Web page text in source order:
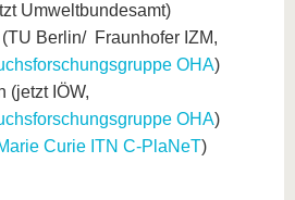
Umweltbundesamt)
Berlin/ Fraunhofer IZM,
OHA)
(jetzt IÖW,
OHA)
Curie ITN C-PlaNeT)